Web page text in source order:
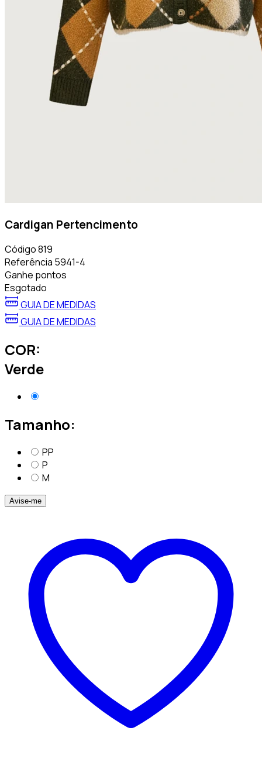
Cardigan Pertencimento
Código819
Referência 5941-4
Ganhe pontos
Esgotado
GUIA DE MEDIDAS
GUIA DE MEDIDAS
COR:
Verde
Tamanho:
PP
P
M
Avise-me